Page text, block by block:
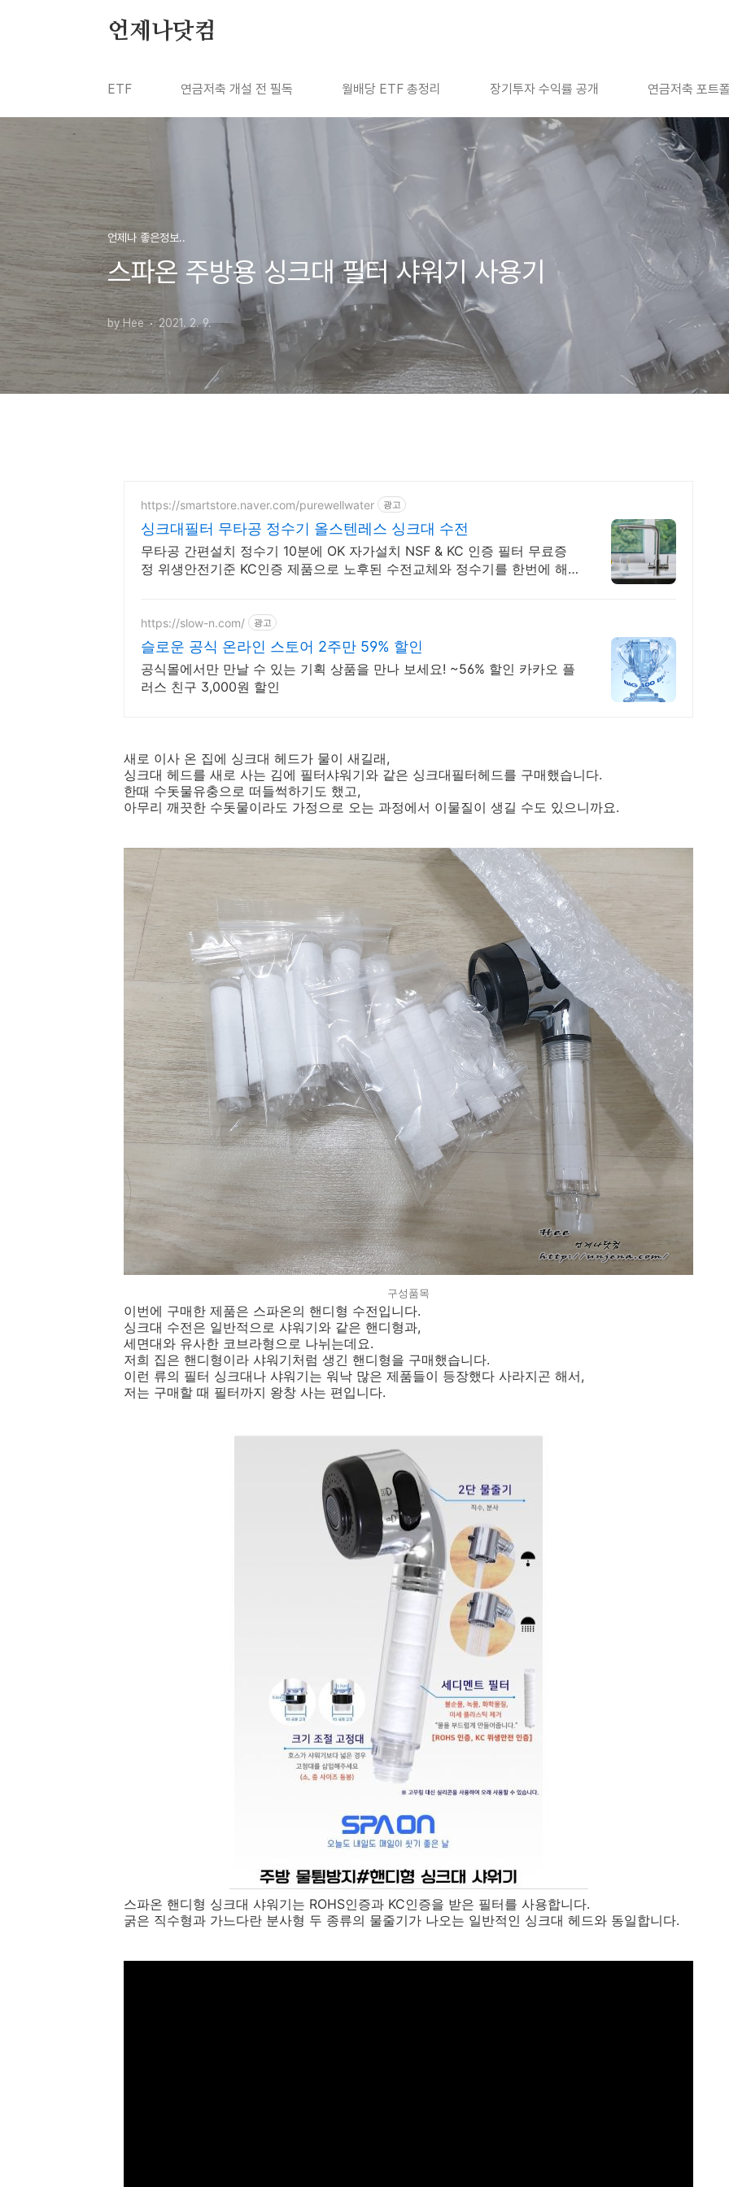
언제나닷컴
ETF 연금저축 개설 전 필독 월배당 ETF 총정리 장기투자 수익률 공개 연금저축 포트
언제나 좋은정보..
스파온 주방용 싱크대 필터 샤워기 사용기
by Hee 2021. 2. 9.
https://smartstore.naver.com/purewellwater 광고
싱크대필터 무타공 정수기 올스텐레스 싱크대 수전
무타공 간편설치 정수기 10분에 OK 자가설치 NSF & KC 인증 필터 무료증
정 위생안전기준 KC인증 제품으로 노후된 수전교체와 정수기를 한번에 해
https://slow-n.com/ 광고
슬로운 공식 온라인 스토어 2주만 59% 할인
공식몰에서만 만날 수 있는 기획 상품을 만나 보세요! ~56% 할인 카카오 플
러스 친구 3,000원 할인
새로 이사 온 집에 싱크대 헤드가 물이 새길래,
싱크대 헤드를 새로 사는 김에 필터샤워기와 같은 싱크대필터헤드를 구매했습니다.
한때 수돗물유충으로 떠들썩하기도 했고,
아무리 깨끗한 수돗물이라도 가정으로 오는 과정에서 이물질이 생길 수도 있으니까요.
구성품목
이번에 구매한 제품은 스파온의 핸디형 수전입니다.
싱크대 수전은 일반적으로 샤워기와 같은 핸디형과,
세면대와 유사한 코브라형으로 나뉘는데요.
저희 집은 핸디형이라 샤워기처럼 생긴 핸디형을 구매했습니다.
이런 류의 필터 싱크대나 샤워기는 워낙 많은 제품들이 등장했다 사라지곤 해서,
저는 구매할 때 필터까지 왕창 사는 편입니다.
스파온 핸디형 싱크대 샤워기는 ROHS인증과 KC인증을 받은 필터를 사용합니다.
굵은 직수형과 가느다란 분사형 두 종류의 물줄기가 나오는 일반적인 싱크대 헤드와 동일합니다.